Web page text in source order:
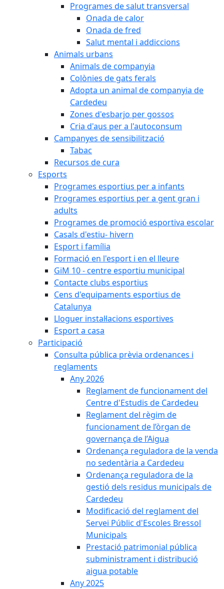
Programes de salut transversal
Onada de calor
Onada de fred
Salut mental i addiccions
Animals urbans
Animals de companyia
Colònies de gats ferals
Adopta un animal de companyia de
Cardedeu
Zones d'esbarjo per gossos
Cria d'aus per a l'autoconsum
Campanyes de sensibilització
Tabac
Recursos de cura
Esports
Programes esportius per a infants
Programes esportius per a gent gran i
adults
Programes de promoció esportiva escolar
Casals d'estiu- hivern
Esport i família
Formació en l'esport i en el lleure
GiM 10 - centre esportiu municipal
Contacte clubs esportius
Cens d'equipaments esportius de
Catalunya
Lloguer instal·lacions esportives
Esport a casa
Participació
Consulta pública prèvia ordenances i
reglaments
Any 2026
Reglament de funcionament del
Centre d'Estudis de Cardedeu
Reglament del règim de
funcionament de l’òrgan de
governança de l’Aigua
Ordenança reguladora de la venda
no sedentària a Cardedeu
Ordenança reguladora de la
gestió dels residus municipals de
Cardedeu
Modificació del reglament del
Servei Públic d'Escoles Bressol
Municipals
Prestació patrimonial pública
subministrament i distribució
aigua potable
Any 2025